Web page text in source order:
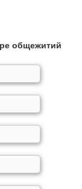
общежитий